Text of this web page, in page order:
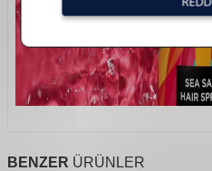
BENZER ÜRÜNLER